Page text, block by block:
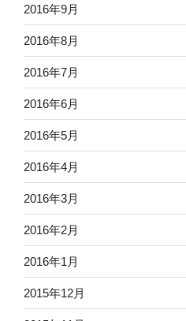
2016年9月
2016年8月
2016年7月
2016年6月
2016年5月
2016年4月
2016年3月
2016年2月
2016年1月
2015年12月